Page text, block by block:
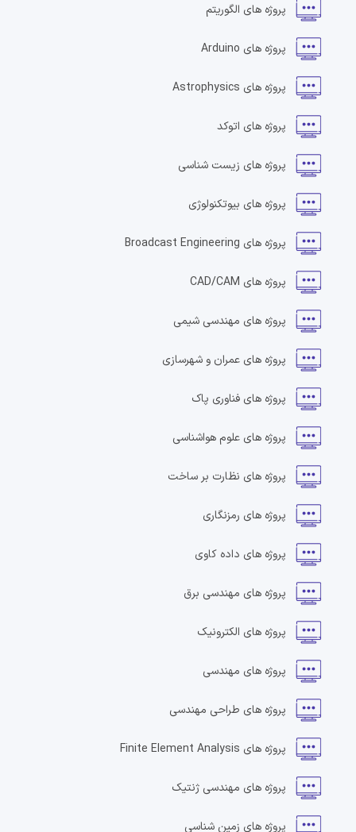
پروژه های الگوریتم
پروژه های Arduino
پروژه های Astrophysics
پروژه های اتوکد
پروژه های زیست شناسی
پروژه های بیوتکنولوژی
پروژه های Broadcast Engineering
پروژه های CAD/CAM
پروژه های مهندسی شیمی
پروژه های عمران و شهرسازی
پروژه های فناوری پاک
پروژه های علوم هواشناسی
پروژه های نظارت بر ساخت
پروژه های رمزنگاری
پروژه های داده کاوی
پروژه های مهندسی برق
پروژه های الکترونیک
پروژه های مهندسی
پروژه های طراحی مهندسی
پروژه های Finite Element Analysis
پروژه های مهندسی ژنتیک
پروژه های زمین شناسی